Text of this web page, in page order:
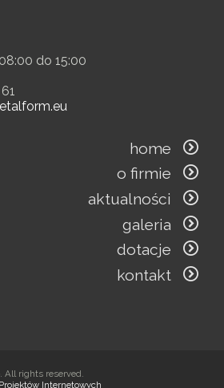
do 15:00
home
o firmie
aktualności
galeria
dotacje
kontakt
All rights reserved.
Internetowych